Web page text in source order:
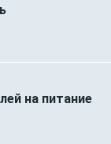
на питание